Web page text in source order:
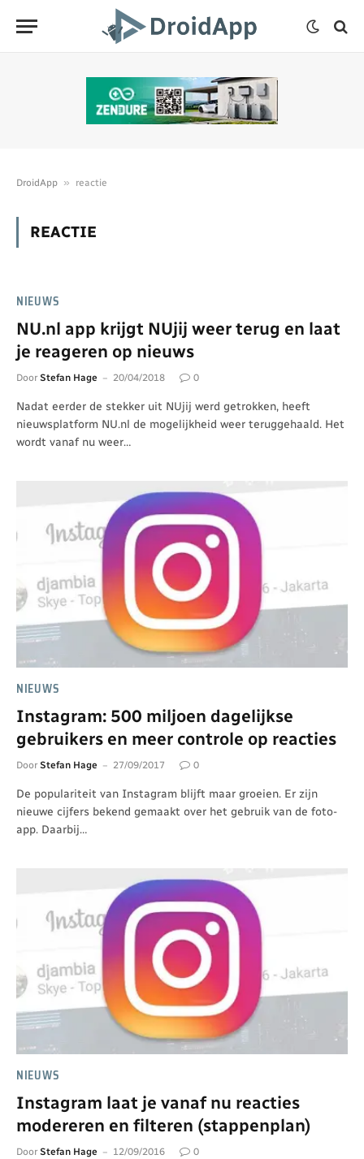
DroidApp » reactie
REACTIE
NIEUWS
NU.nl app krijgt NUjij weer terug en laat
je reageren op nieuws
Door Stefan Hage 20/04/2018 0
Nadat eerder de stekker uit NUjij werd getrokken, heeft
nieuwsplatform NU.nl de mogelijkheid weer teruggehaald. Het
wordt vanaf nu weer…
NIEUWS
Instagram: 500 miljoen dagelijkse
gebruikers en meer controle op reacties
Door Stefan Hage 27/09/2017 0
De populariteit van Instagram blijft maar groeien. Er zijn
nieuwe cijfers bekend gemaakt over het gebruik van de foto-
app. Daarbij…
NIEUWS
Instagram laat je vanaf nu reacties
modereren en filteren (stappenplan)
Door Stefan Hage 12/09/2016 0